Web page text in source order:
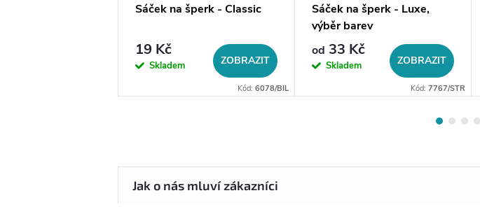
Sáček na šperk - Classic
19 Kč
Skladem ZOBRAZIT
Kód: 6078/BIL
Sáček na šperk - Luxe,
výběr barev
od 33 Kč
Skladem ZOBRAZIT
Kód: 7767/STR